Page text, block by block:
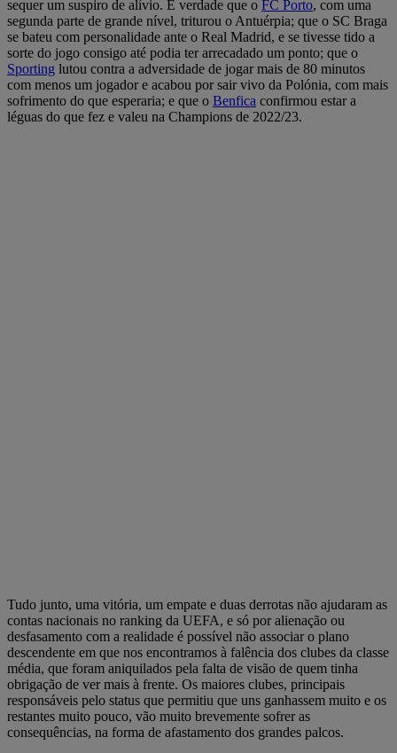
sequer um suspiro de alívio. É verdade que o FC Porto, com uma
segunda parte de grande nível, triturou o Antuérpia; que o SC Braga
se bateu com personalidade ante o Real Madrid, e se tivesse tido a
sorte do jogo consigo até podia ter arrecadado um ponto; que o
Sporting lutou contra a adversidade de jogar mais de 80 minutos
com menos um jogador e acabou por sair vivo da Polónia, com mais
sofrimento do que esperaria; e que o Benfica confirmou estar a
léguas do que fez e valeu na Champions de 2022/23.
Tudo junto, uma vitória, um empate e duas derrotas não ajudaram as
contas nacionais no ranking da UEFA, e só por alienação ou
desfasamento com a realidade é possível não associar o plano
descendente em que nos encontramos à falência dos clubes da classe
média, que foram aniquilados pela falta de visão de quem tinha
obrigação de ver mais à frente. Os maiores clubes, principais
responsáveis pelo status que permitiu que uns ganhassem muito e os
restantes muito pouco, vão muito brevemente sofrer as
consequências, na forma de afastamento dos grandes palcos.